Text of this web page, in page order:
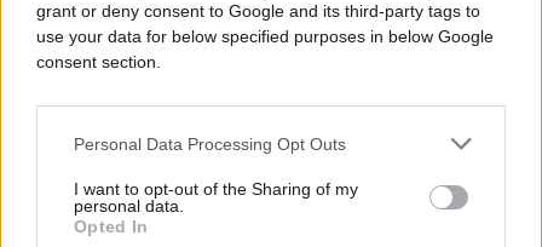
grant or deny consent to Google and its third-party tags to
use your data for below specified purposes in below Google
consent section.
Personal Data Processing Opt Outs
I want to opt-out of the Sharing of my
personal data.
Opted In